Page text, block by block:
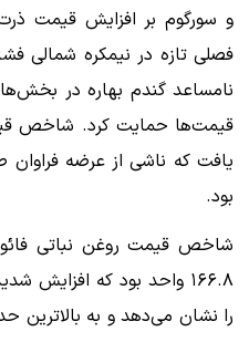
و سورگوم بر افزایش قیمت
فصلی تازه در نیمکره شمالی
نامساعد گندم بهاره در
یافت که ناشی از عرضه
بود.
را نشان می‌دهد و به